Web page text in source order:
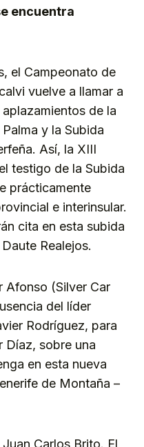
encuentra
el Campeonato de
vuelve a llamar a
de la
y la Subida
Así, la XIII
testigo de la Subida
prácticamente
e interinsular.
cita en esta subida
Realejos.
Afonso (Silver Car
del líder
Rodríguez, para
Díaz, sobre una
en esta nueva
de Montaña –
Carlos Brito. El